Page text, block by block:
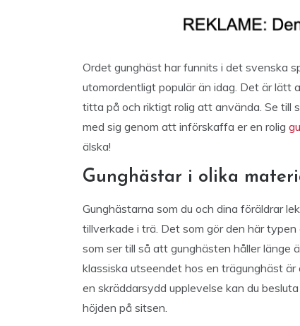
Ordet gunghäst har funnits i det svenska
utomordentligt populär än idag. Det är
titta på och riktigt rolig att använda. Se till
med sig genom att införskaffa er en rolig
älska!
Gunghästar i olika
Gunghästarna som du och dina föräldrar
tillverkade i trä. Det som gör den här
som ser till så att gunghästen håller länge
klassiska utseendet hos en trägunghäst
en skräddarsydd upplevelse kan du
höjden på sitsen.